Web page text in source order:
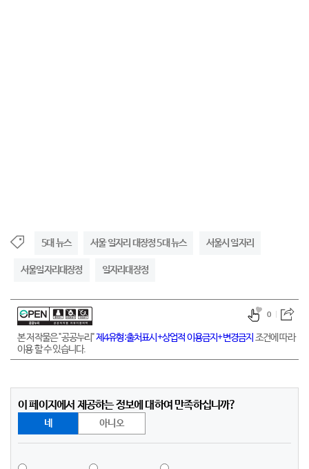
5대 뉴스 서울 일자리 대장정 5대 뉴스 서울시 일자리
서울일자리대장정 일자리대장정
본 저작물은 "공공누리"제4유형:출처표시+상업적 이용금지+변경금지 조건에 따라
이용 할 수 있습니다.
0
이 페이지에서 제공하는 정보에 대하여 만족하십니까?
네 아니오